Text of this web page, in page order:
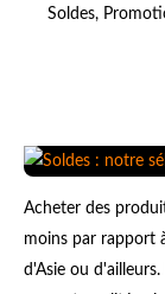
Soldes,
Acheter des
moins par rapport
d'Asie ou